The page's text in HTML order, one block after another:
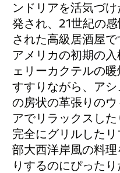
ンドリアを活気づ
発され、21世紀の
された高級居酒屋で
アメリカの初期の
ェリーカクテルの
すすりながら、ア
の房状の革張りのウ
アでリラックスし
完全にグリルした
部大西洋岸風の料
りするのにぴったり